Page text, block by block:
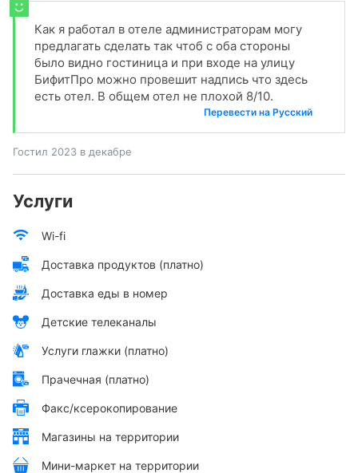
Как я работал в отеле администраторам могу
предлагать сделать так чтоб с оба стороны
было видно гостиница и при входе на улицу
БифитПро можно провешит надпись что здесь
есть отел. В общем отел не плохой 8/10.
Перевести на Русский
Гостил 2023 в декабре
Услуги
Wi-fi
Доставка продуктов (платно)
Доставка еды в номер
Детские телеканалы
Услуги глажки (платно)
Прачечная (платно)
Факс/ксерокопирование
Магазины на территории
Мини-маркет на территории